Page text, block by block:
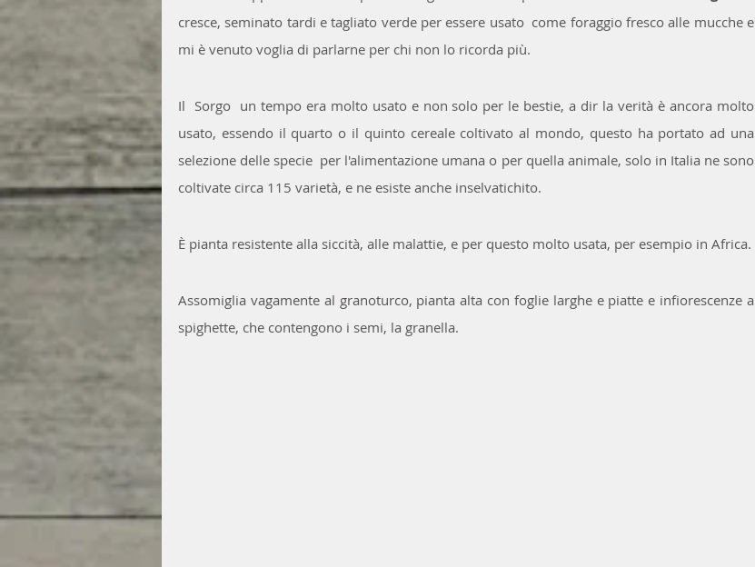
cresce, seminato tardi e tagliato verde per essere usato  come foraggio fresco alle mucche e
mi è venuto voglia di parlarne per chi non lo ricorda più.
Il  Sorgo  un tempo era molto usato e non solo per le bestie, a dir la verità è ancora molto
usato, essendo il quarto o il quinto cereale coltivato al mondo, questo ha portato ad una
selezione delle specie  per l'alimentazione umana o per quella animale, solo in Italia ne sono
coltivate circa 115 varietà, e ne esiste anche inselvatichito.
È pianta resistente alla siccità, alle malattie, e per questo molto usata, per esempio in Africa.
Assomiglia vagamente al granoturco, pianta alta con foglie larghe e piatte e infiorescenze a
spighette, che contengono i semi, la granella.